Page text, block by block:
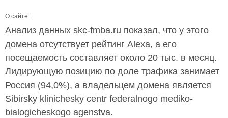
О сайте:
Анализ данных skc-fmba.ru показал, что у этого
домена отсутствует рейтинг Alexa, а его
посещаемость составляет около 20 тыс. в месяц.
Лидирующую позицию по доле трафика занимает
Россия (94,0%), а владельцем домена является
Sibirsky klinichesky centr federalnogo mediko-
bialogicheskogo agenstva.